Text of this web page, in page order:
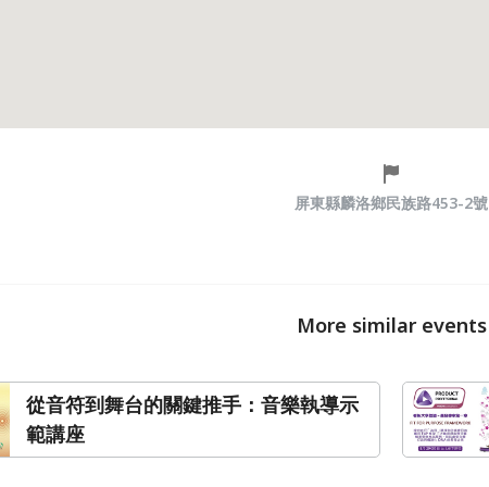
屏東縣麟洛鄉民族路453-2號
More similar events
從音符到舞台的關鍵推手：音樂執導示
範講座